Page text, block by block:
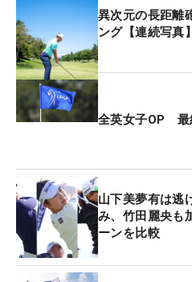
最終18番を迎えたとき、ク
っていた池村とは3打差が
（2打目）を入れたらチャ
て、4番アイアンで打つと
イスを打って届かせようと
ずに果敢に攻めた。
ンスについた。アルバトロ
「完璧なショットを打った
を取って、18番の賞だけで
た」。頭にあったのは、特
賞』（18番の4日間合計ス
異次元の長距離
ング【連続写真】
全英女子OP 最
山下美夢有は
み、竹田麗央も
ーンを比較